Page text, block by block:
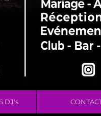
DJ's